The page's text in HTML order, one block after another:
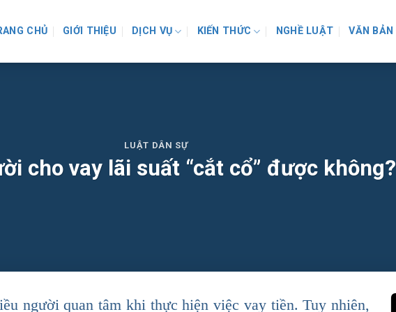
CHỦ GIỚI THIỆU DỊCH VỤ KIẾN THỨC NGHỀ LUẬT VĂN BẢN
LUẬT DÂN SỰ
cho vay lãi suất “cắt cổ” được không?
người quan tâm khi thực hiện việc vay tiền. Tuy nhiên,